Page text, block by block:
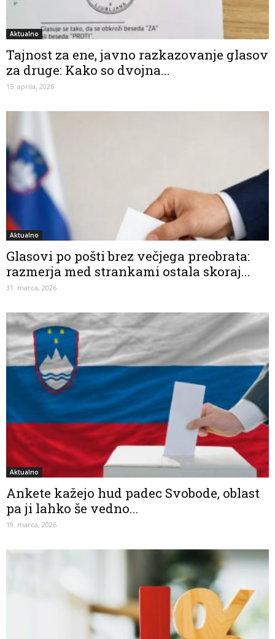
Aktualno
Tajnost za ene, javno razkazovanje glasov
za druge: Kako so dvojna...
15. aprila, 2026
Aktualno
Glasovi po pošti brez večjega preobrata:
razmerja med strankami ostala skoraj...
31. marca, 2026
Aktualno
Ankete kažejo hud padec Svobode, oblast
pa ji lahko še vedno...
19. marca, 2026